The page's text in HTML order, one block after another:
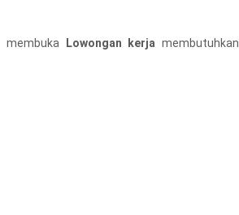
membuka Lowongan kerja membutuhkan